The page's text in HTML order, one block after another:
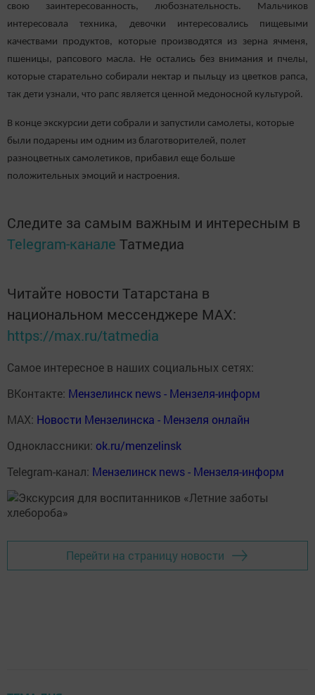
свою заинтересованность, любознательность. Мальчиков
интересовала техника, девочки интересовались пищевыми
качествами продуктов, которые производятся из зерна ячменя,
пшеницы, рапсового масла. Не остались без внимания и пчелы,
которые старательно собирали нектар и пыльцу из цветков рапса,
так дети узнали, что рапс является ценной медоносной культурой.
В конце экскурсии дети собрали и запустили самолеты, которые
были подарены им одним из благотворителей, полет
разноцветных самолетиков, прибавил еще больше
положительных эмоций и настроения.
Следите за самым важным и интересным в
Telegram-канале Татмедиа
Читайте новости Татарстана в
национальном мессенджере MАХ:
https://max.ru/tatmedia
Самое интересное в наших социальных сетях:
ВКонтакте: Мензелинск news - Мензеля-информ
MAX: Новости Мензелинска - Мензеля онлайн
Одноклассники: ok.ru/menzelinsk
Telegram-канал: Мензелинск news - Мензеля-информ
Перейти на страницу новости